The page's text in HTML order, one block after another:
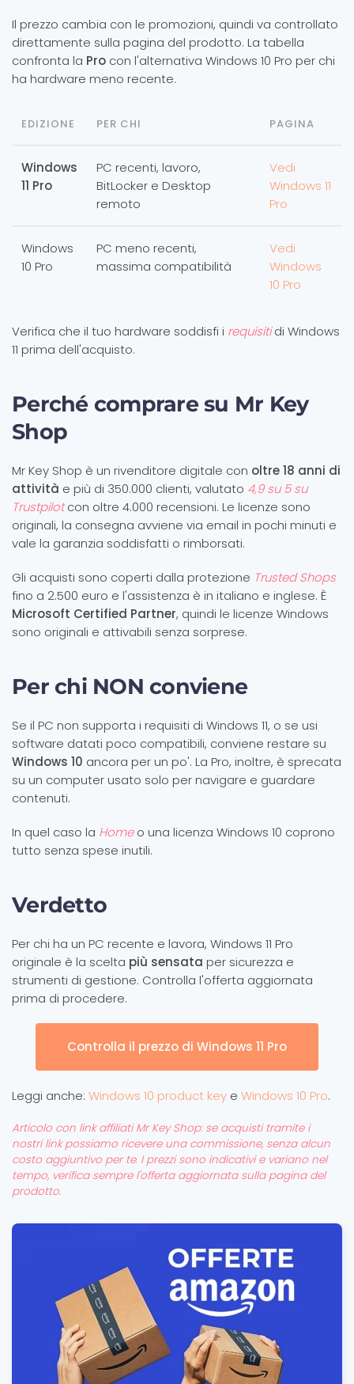
Il prezzo cambia con le promozioni, quindi va controllato
direttamente sulla pagina del prodotto. La tabella
confronta la Pro con l'alternativa Windows 10 Pro per chi
ha hardware meno recente.
EDIZIONE PER CHI PAGINA
Windows
11 Pro
PC recenti, lavoro,
BitLocker e Desktop
remoto
Vedi
Windows 11
Pro
Windows
10 Pro
PC meno recenti,
massima compatibilità
Vedi
Windows
10 Pro
Verifica che il tuo hardware soddisfi i requisitidi Windows
11 prima dell'acquisto.
Perché comprare su Mr Key
Shop
Mr Key Shop è un rivenditore digitale con oltre 18 anni di
attività e più di 350.000 clienti, valutato 4,9 su 5 su
Trustpilotcon oltre 4.000 recensioni. Le licenze sono
originali, la consegna avviene via email in pochi minuti e
vale la garanzia soddisfatti o rimborsati.
Gli acquisti sono coperti dalla protezione Trusted Shops
fino a 2.500 euro e l'assistenza è in italiano e inglese. È
Microsoft Certified Partner, quindi le licenze Windows
sono originali e attivabili senza sorprese.
Per chi NON conviene
Se il PC non supporta i requisiti di Windows 11, o se usi
software datati poco compatibili, conviene restare su
Windows 10 ancora per un po'. La Pro, inoltre, è sprecata
su un computer usato solo per navigare e guardare
contenuti.
In quel caso la Homeo una licenza Windows 10 coprono
tutto senza spese inutili.
Verdetto
Per chi ha un PC recente e lavora, Windows 11 Pro
originale è la scelta più sensata per sicurezza e
strumenti di gestione. Controlla l'offerta aggiornata
prima di procedere.
Controlla il prezzo di Windows 11 Pro
Leggi anche: Windows 10 product key e Windows 10 Pro.
Articolo con link affiliati Mr Key Shop: se acquisti tramite i
nostri link possiamo ricevere una commissione, senza alcun
costo aggiuntivo per te. I prezzi sono indicativi e variano nel
tempo, verifica sempre l'offerta aggiornata sulla pagina del
prodotto.